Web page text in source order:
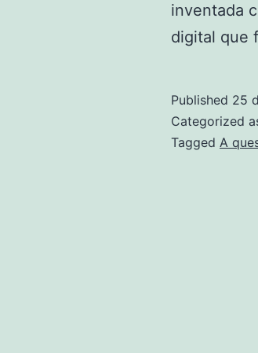
inventada
digital que
Published 25
Categorized
Tagged A